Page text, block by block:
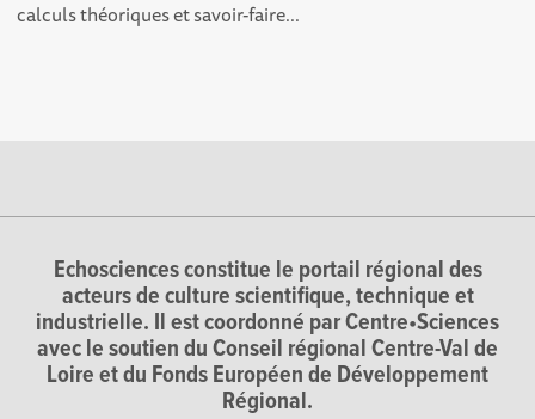
calculs théoriques et savoir-faire...
Echosciences constitue le portail régional des
acteurs de culture scientifique, technique et
industrielle. Il est coordonné par Centre•Sciences
avec le soutien du Conseil régional Centre-Val de
Loire et du Fonds Européen de Développement
Régional.